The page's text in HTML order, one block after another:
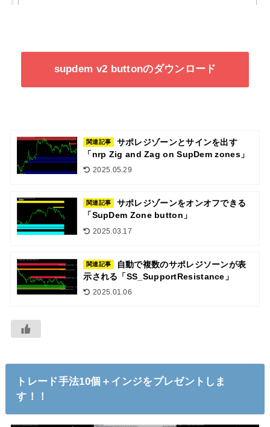
supdem v2 buttonのダウンロード
関連記事
サポレジゾーンとサインを出す
「nrp Zig and Zag on SupDem zones」
2025.05.29
関連記事
サポレジゾーンをオンオフできる
「SupDem Zone button」
2025.03.17
関連記事
自動で複数のサポレジソーンが表
示される「SS_SupportResistance」
2025.01.06
トレード手法10個＋インジをプレゼントしま
す！！